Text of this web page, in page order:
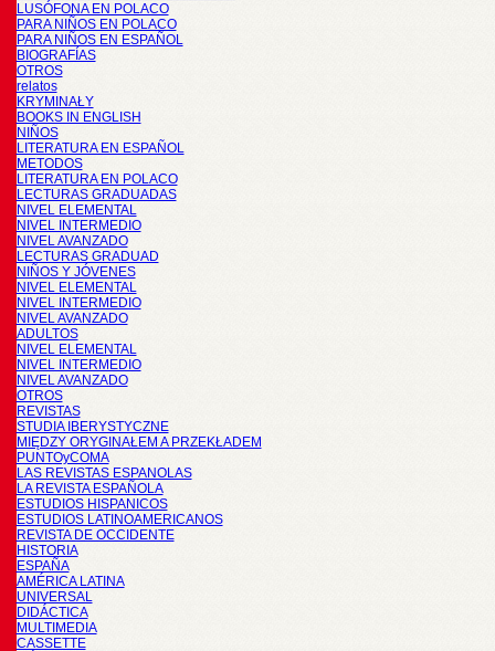
LUSÓFONA EN POLACO
PARA NIÑOS EN POLACO
PARA NIÑOS EN ESPAÑOL
BIOGRAFÍAS
OTROS
relatos
KRYMINAŁY
BOOKS IN ENGLISH
NIÑOS
LITERATURA EN ESPAÑOL
METODOS
LITERATURA EN POLACO
LECTURAS GRADUADAS
NIVEL ELEMENTAL
NIVEL INTERMEDIO
NIVEL AVANZADO
LECTURAS GRADUAD
NIÑOS Y JÓVENES
NIVEL ELEMENTAL
NIVEL INTERMEDIO
NIVEL AVANZADO
ADULTOS
NIVEL ELEMENTAL
NIVEL INTERMEDIO
NIVEL AVANZADO
OTROS
REVISTAS
STUDIA IBERYSTYCZNE
MIĘDZY ORYGINAŁEM A PRZEKŁADEM
PUNTOyCOMA
LAS REVISTAS ESPANOLAS
LA REVISTA ESPAÑOLA
ESTUDIOS HISPANICOS
ESTUDIOS LATINOAMERICANOS
REVISTA DE OCCIDENTE
HISTORIA
ESPAÑA
AMÉRICA LATINA
UNIVERSAL
DIDÁCTICA
MULTIMEDIA
CASSETTE